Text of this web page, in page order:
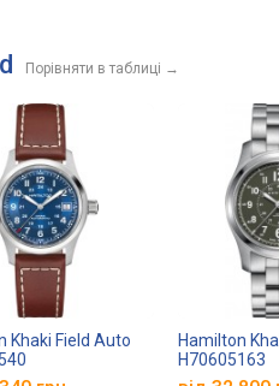
Порівняти в таблиці →
Khaki Field Auto
Hamilton
H70605163